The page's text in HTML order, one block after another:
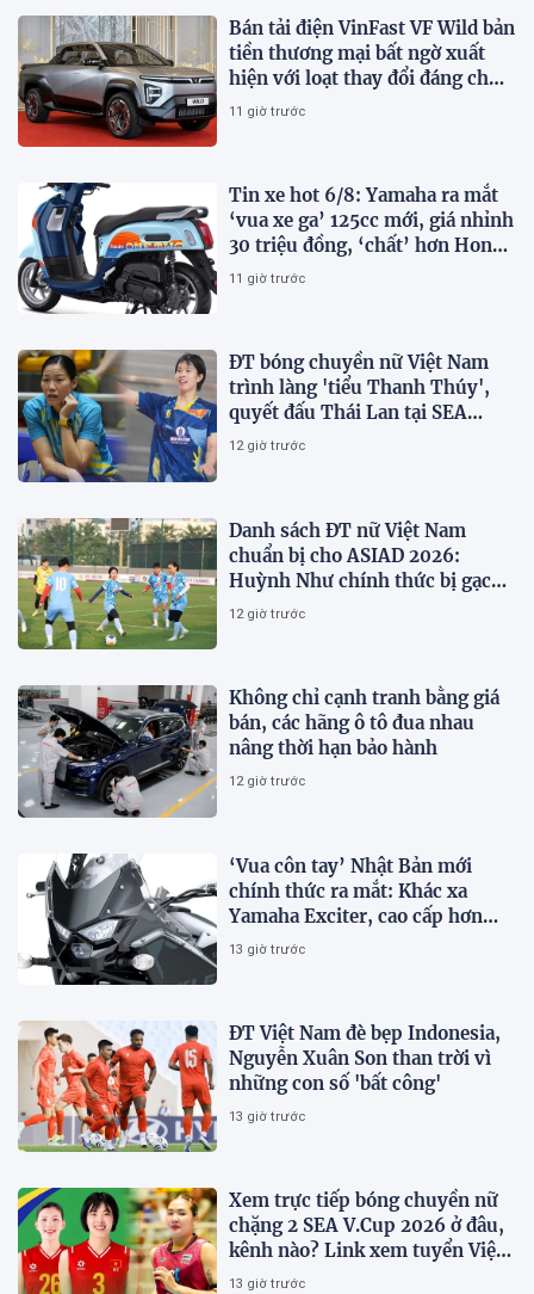
Bán tải điện VinFast VF Wild bản
tiền thương mại bất ngờ xuất
hiện với loạt thay đổi đáng chú
ý
11 giờ trước
Tin xe hot 6/8: Yamaha ra mắt
‘vua xe ga’ 125cc mới, giá nhỉnh
30 triệu đồng, ‘chất’ hơn Honda
Vision và SH Mode
11 giờ trước
ĐT bóng chuyền nữ Việt Nam
trình làng 'tiểu Thanh Thúy',
quyết đấu Thái Lan tại SEA
V.Cup 2026
12 giờ trước
Danh sách ĐT nữ Việt Nam
chuẩn bị cho ASIAD 2026:
Huỳnh Như chính thức bị gạch
tên
12 giờ trước
Không chỉ cạnh tranh bằng giá
bán, các hãng ô tô đua nhau
nâng thời hạn bảo hành
12 giờ trước
‘Vua côn tay’ Nhật Bản mới
chính thức ra mắt: Khác xa
Yamaha Exciter, cao cấp hơn
Honda Winner R, giá rẻ so với
13 giờ trước
ĐT Việt Nam đè bẹp Indonesia,
Nguyễn Xuân Son than trời vì
những con số 'bất công'
13 giờ trước
Xem trực tiếp bóng chuyền nữ
chặng 2 SEA V.Cup 2026 ở đâu,
kênh nào? Link xem tuyển Việt
Nam thi đấu
13 giờ trước